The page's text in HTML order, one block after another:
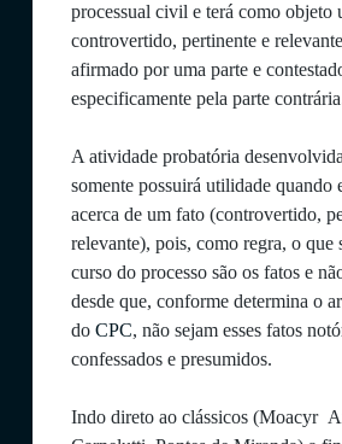
processual civil e terá como objeto
controvertido, pertinente e
afirmado por uma parte e
especificamente pela parte
A atividade probatória
somente possuirá utilidade quando
acerca de um fato (controvertido,
relevante), pois, como regra, o que
curso do processo são os fatos e
desde que, conforme determina o
do CPC, não sejam esses fatos
confessados e presumidos.
Indo direto ao clássicos (Moacyr